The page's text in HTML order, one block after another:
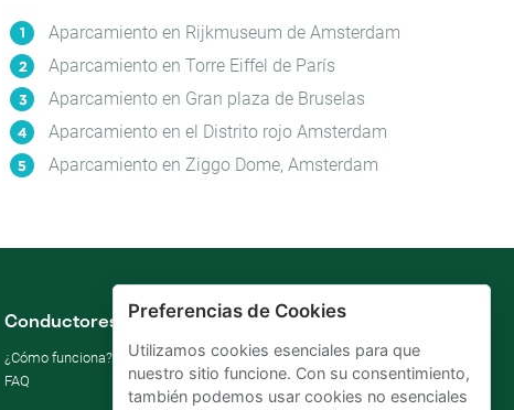
Aparcamiento en Rijkmuseum de Amsterdam
Aparcamiento en Torre Eiffel de París
Aparcamiento en Gran plaza de Bruselas
Aparcamiento en el Distrito rojo Amsterdam
Aparcamiento en Ziggo Dome, Amsterdam
Preferencias de Cookies
Utilizamos cookies esenciales para que
nuestro sitio funcione. Con su consentimiento,
también podemos usar cookies no esenciales
Conductores
¿Cómo funciona?
FAQ
Dueños de garajes
Alquilar mi parking
Por negocios
Mejore sus ODS